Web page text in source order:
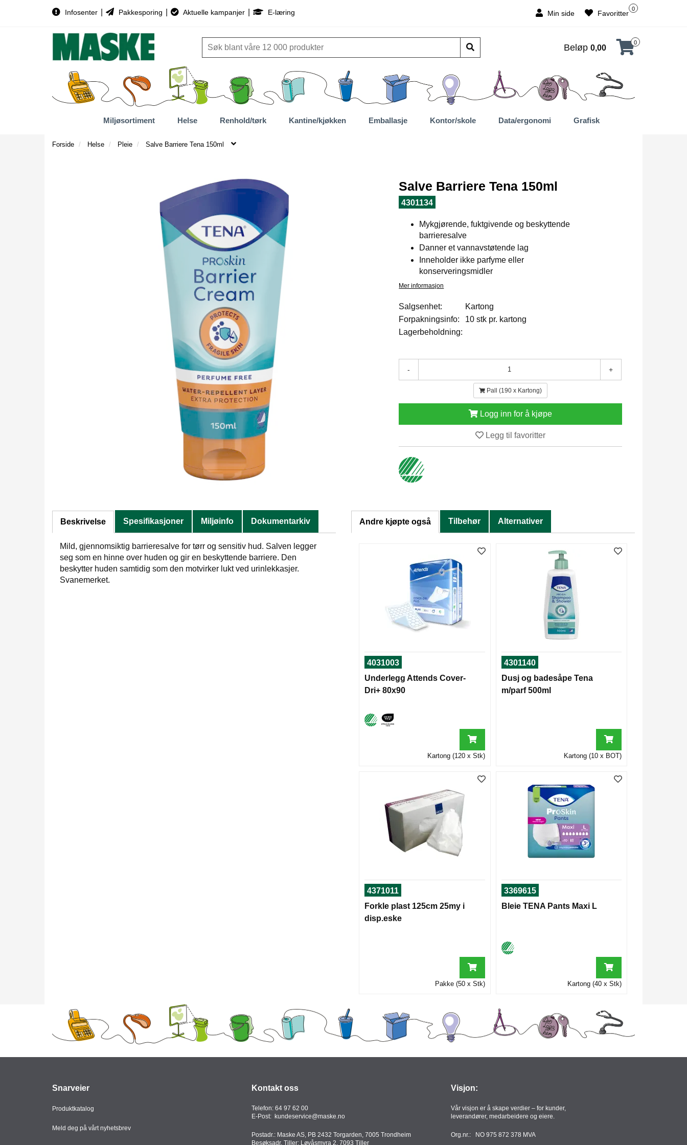
Infosenter Pakkesporing Aktuelle kampanjer E-læring Min side
0
Favoritter
Beløp 0,00
0
Miljøsortiment Helse Renhold/tørk Kantine/kjøkken Emballasje Kontor/skole Data/ergonomi Grafisk
Forside Helse Pleie Salve Barriere Tena 150ml
Salve Barriere Tena 150ml
4301134
Mykgjørende, fuktgivende og beskyttende
barrieresalve
Danner et vannavstøtende lag
Inneholder ikke parfyme eller
konserveringsmidler
Mer informasjon
Salgsenhet:
Kartong
Forpakningsinfo:
10 stk pr. kartong
Lagerbeholdning:
- +
Pall (190 x Kartong)
Logg inn for å kjøpe
Legg til favoritter
Beskrivelse Spesifikasjoner Miljøinfo Dokumentarkiv
Mild, gjennomsiktig barrieresalve for tørr og sensitiv hud. Salven legger
seg som en hinne over huden og gir en beskyttende barriere. Den
beskytter huden samtidig som den motvirker lukt ved urinlekkasjer.
Svanemerket.
Andre kjøpte også Tilbehør Alternativer
4031003
Underlegg Attends Cover-
Dri+ 80x90
Kartong (120 x Stk)
4301140
Dusj og badesåpe Tena
m/parf 500ml
Kartong (10 x BOT)
4371011
Forkle plast 125cm 25my i
disp.eske
Pakke (50 x Stk)
3369615
Bleie TENA Pants Maxi L
Kartong (40 x Stk)
Snarveier
Produktkatalog
Meld deg på vårt nyhetsbrev
Kontakt oss
Telefon: 64 97 62 00
E-Post: kundeservice@maske.no
Postadr.: Maske AS, PB 2432 Torgarden, 7005 Trondheim
Besøksadr. Tiller: Løvåsmyra 2, 7093 Tiller
Visjon:
Vår visjon er å skape verdier – for kunder,
leverandører, medarbeidere og eiere.
Org.nr.: NO 975 872 378 MVA